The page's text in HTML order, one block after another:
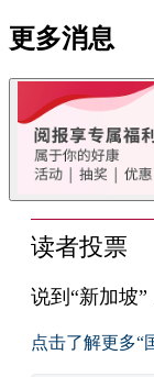
更多消息